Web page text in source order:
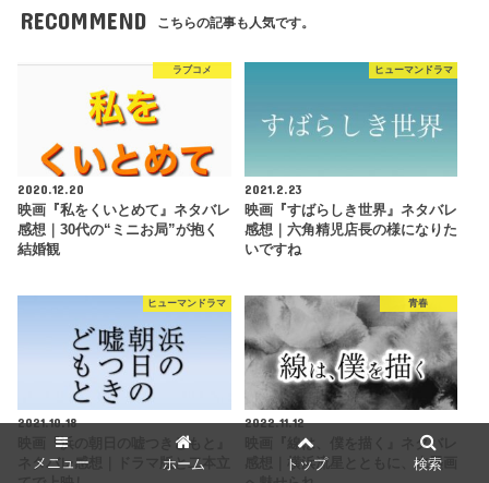
RECOMMEND こちらの記事も人気です。
ラブコメ
2020.12.20
映画『私をくいとめて』ネタバレ
感想｜30代の“ミニお局”が抱く
結婚観
ヒューマンドラマ
2021.2.23
映画『すばらしき世界』ネタバレ
感想｜六角精児店長の様になりた
いですね
ヒューマンドラマ
2021.10.18
映画『浜の朝日の嘘つきどもと』
ネタバレ感想｜ドラマ版と二本立
青春
2022.11.12
映画『線は、僕を描く』ネタバレ
感想｜横浜流星とともに、水墨画
メニュー ホーム トップ 検索